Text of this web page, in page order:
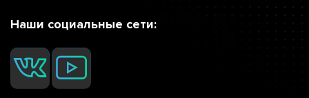
Наши социальные сети: